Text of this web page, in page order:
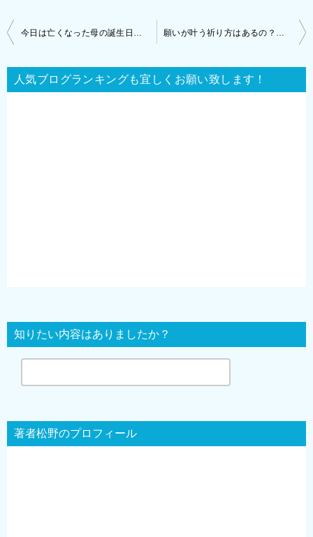
投
ナ
ビ
今日は亡くなった母の誕生日と月命日。 願いが叶う祈り方はあるの？久保先生による魂の黄金法則
人気ブログランキングも宜しくお願い致します！
知りたい内容はありましたか？
著者松野のプロフィール